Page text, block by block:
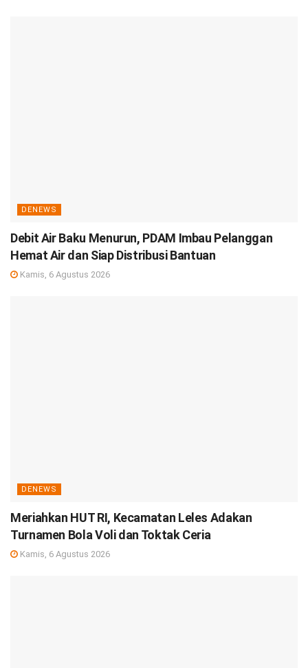
DENEWS
Debit Air Baku Menurun, PDAM Imbau Pelanggan
Hemat Air dan Siap Distribusi Bantuan
Kamis, 6 Agustus 2026
DENEWS
Meriahkan HUT RI, Kecamatan Leles Adakan
Turnamen Bola Voli dan Toktak Ceria
Kamis, 6 Agustus 2026